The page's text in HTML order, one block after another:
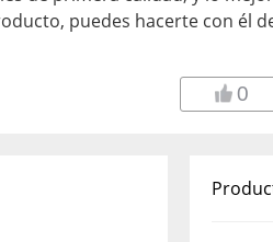
puedes hacerte con él
obtener cupones de
para
0